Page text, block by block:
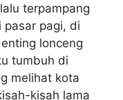
terpampang
pasar pagi, di
lonceng
tumbuh di
melihat kota
kisah lama